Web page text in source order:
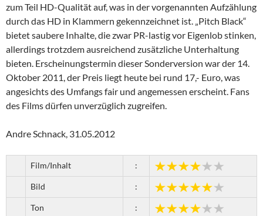
zum Teil HD-Qualität auf, was in der vorgenannten Aufzählung
durch das HD in Klammern gekennzeichnet ist. „Pitch Black“
bietet saubere Inhalte, die zwar PR-lastig vor Eigenlob stinken,
allerdings trotzdem ausreichend zusätzliche Unterhaltung
bieten. Erscheinungstermin dieser Sonderversion war der 14.
Oktober 2011, der Preis liegt heute bei rund 17,- Euro, was
angesichts des Umfangs fair und angemessen erscheint. Fans
des Films dürfen unverzüglich zugreifen.
Andre Schnack, 31.05.2012
Film/Inhalt :
Bild :
Ton :